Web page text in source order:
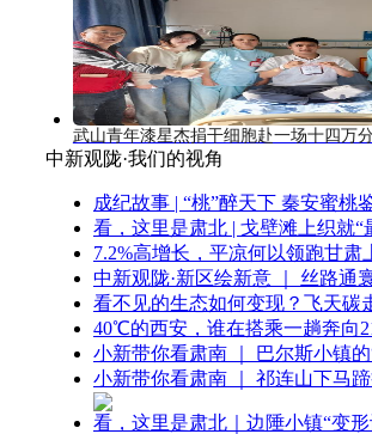
武山青年漆星杰捐干细胞赴一场十四万
中新观陇·我们的视角
成纪故事 | “桃”醉天下 秦安蜜桃
看，这里是肃北 | 戈壁滩上织就“
7.2%高增长，平凉何以领跑甘肃
中新观陇·新区绘新意 ｜ 丝路通
看不见的生态如何变现？飞天碳
40℃的西安，谁在搭乘一趟奔向
小新带你看肃南 ｜ 巴尔斯小镇
小新带你看肃南 ｜ 祁连山下马
看，这里是肃北｜边陲小镇“变形